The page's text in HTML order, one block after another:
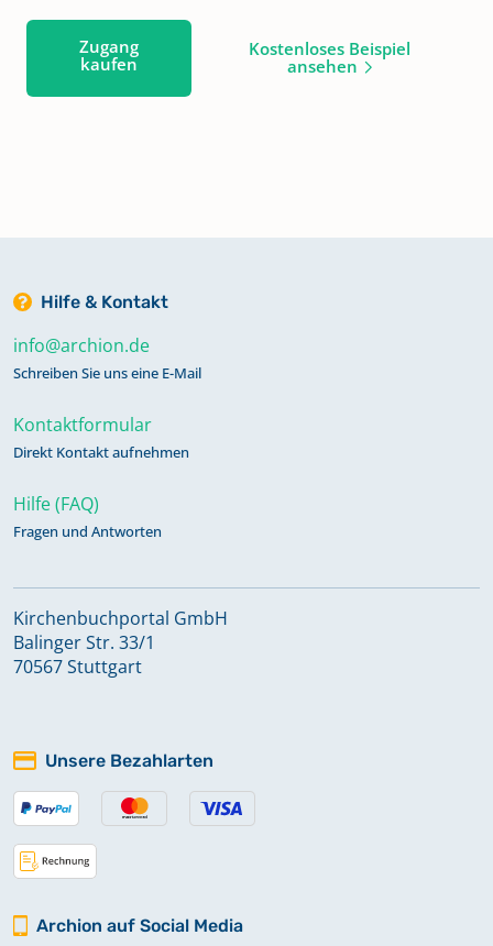
Zugang
kaufen
Kostenloses Beispiel
ansehen
Hilfe & Kontakt
info@archion.de
Schreiben Sie uns eine E-Mail
Kontaktformular
Direkt Kontakt aufnehmen
Hilfe (FAQ)
Fragen und Antworten
Kirchenbuchportal GmbH
Balinger Str. 33/1
70567 Stuttgart
Unsere Bezahlarten
Archion auf Social Media